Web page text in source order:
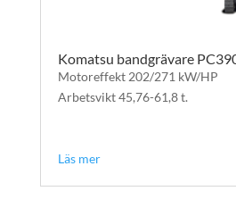
Komatsu bandgrävare
Motoreffekt 202/271 kW/HP
Arbetsvikt 45,76-61,8 t.
Läs mer